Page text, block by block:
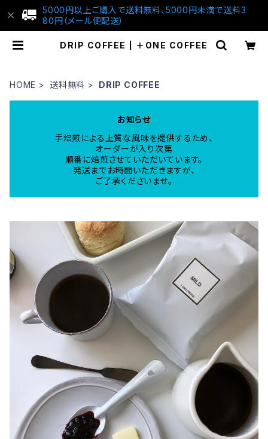
5000円以上ご購入で送料無料、5000円未満で送料3
80円（メール便配送）
DRIP COFFEE | ＋ONE COFFEE
HOME 送料無料 DRIP COFFEE
お知らせ
手焙煎による上質な風味を提供するため、
オーダーが入り次第
順番に焙煎させていただいています。
発送までお時間いただきますが、
ご了承くださいませ。